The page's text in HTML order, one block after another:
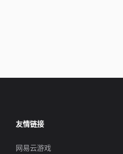
友情链接
网易云游戏